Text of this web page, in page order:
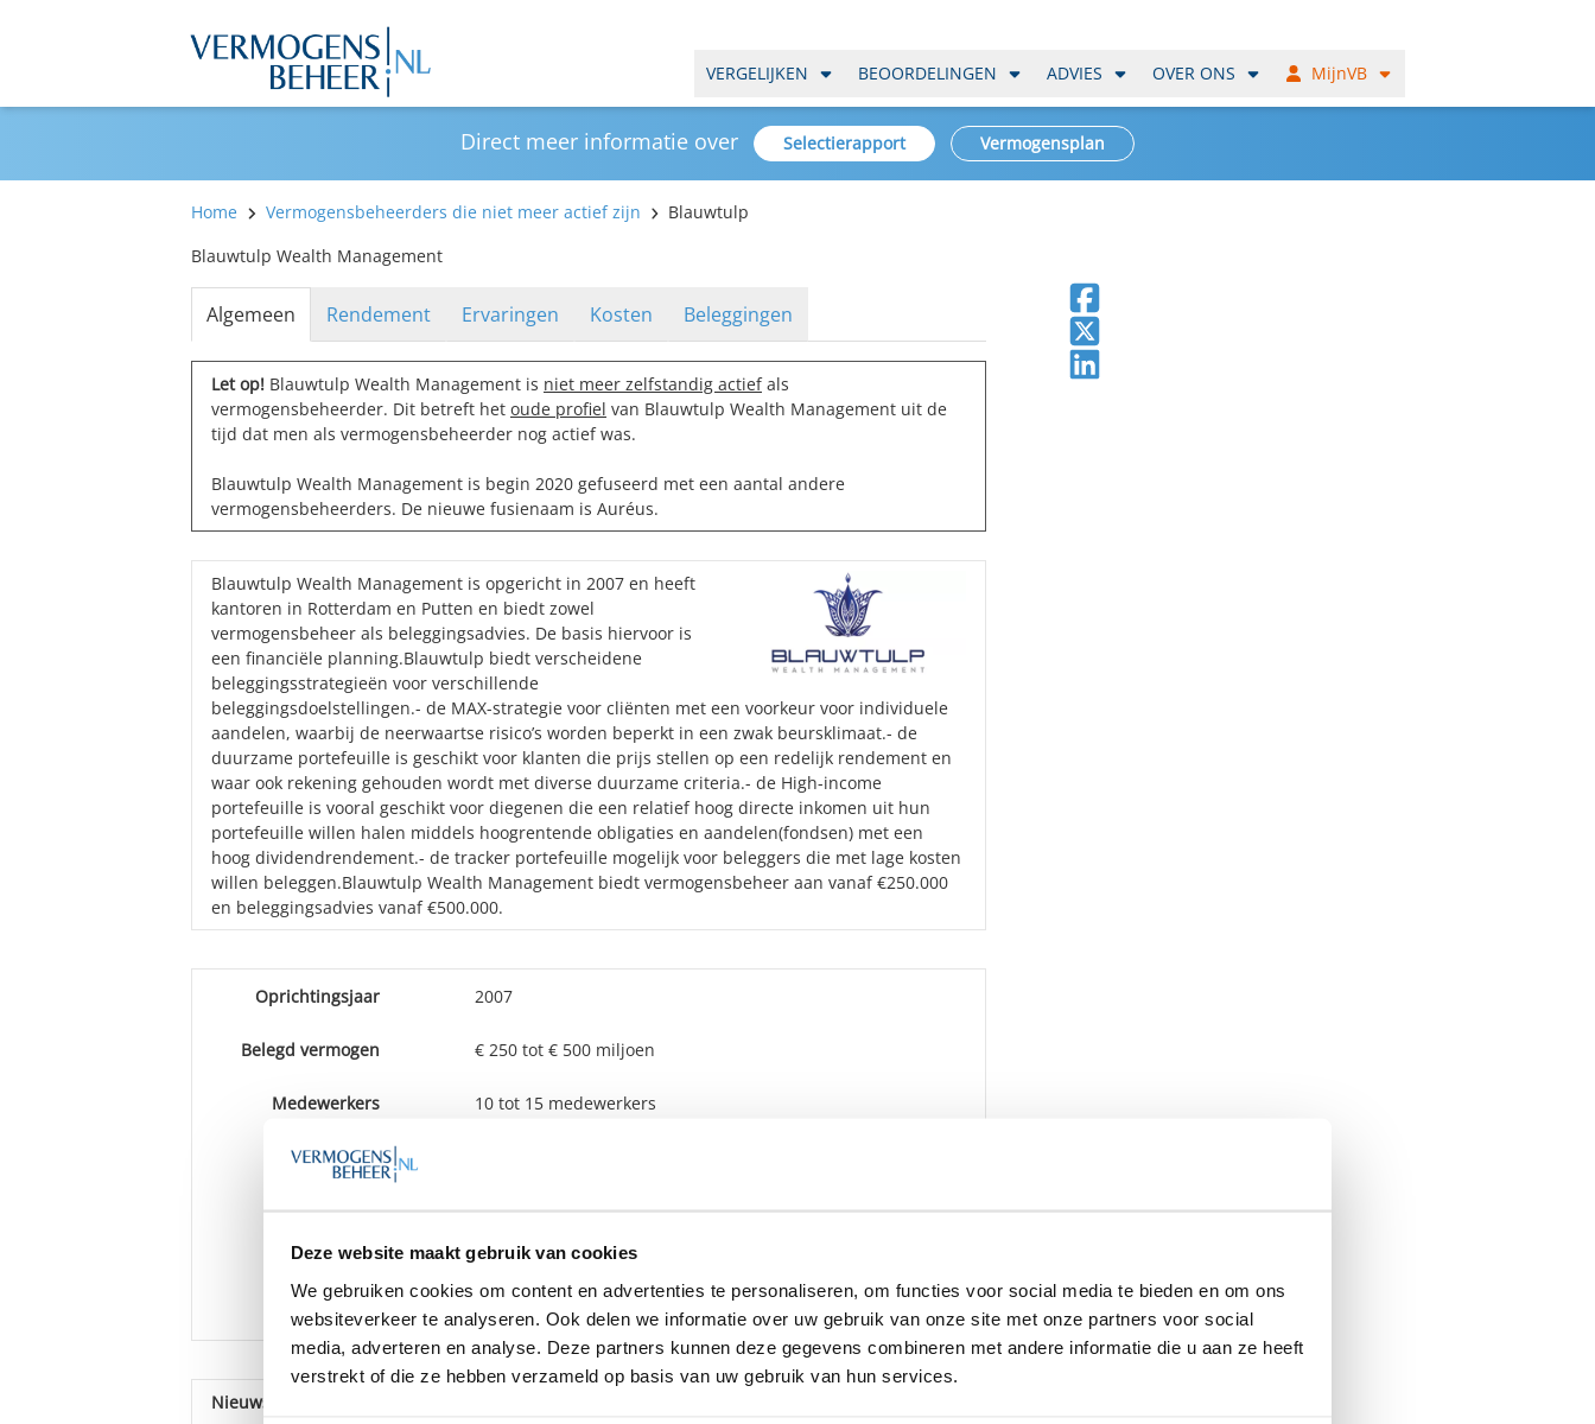
Deze website maakt gebruik van cookies
We gebruiken cookies om content en advertenties te personaliseren, om functies voor social media te bieden en om ons
websiteverkeer te analyseren. Ook delen we informatie over uw gebruik van onze site met onze partners voor social
media, adverteren en analyse. Deze partners kunnen deze gegevens combineren met andere informatie die u aan ze heeft
verstrekt of die ze hebben verzameld op basis van uw gebruik van hun services.
VERGELIJKEN BEOORDELINGEN ADVIES OVER ONS MijnVB
Direct meer informatie over Selectierapport Vermogensplan
Home Vermogensbeheerders die niet meer actief zijn
Blauwtulp
Blauwtulp Wealth Management
Algemeen Rendement Ervaringen Kosten Beleggingen
Let op! Blauwtulp Wealth Management is niet meer zelfstandig actiefals
vermogensbeheerder. Dit betreft het oude profiel van Blauwtulp Wealth Management uit de
tijd dat men als vermogensbeheerder nog actief was.
Blauwtulp Wealth Management is begin 2020 gefuseerd met een aantal andere
vermogensbeheerders. De nieuwe fusienaam is Auréus.
Blauwtulp Wealth Management is opgericht in 2007 en heeft
kantoren in Rotterdam en Putten en biedt zowel
vermogensbeheer als beleggingsadvies. De basis hiervoor is
een financiële planning.Blauwtulp biedt verscheidene
beleggingsstrategieën voor verschillende
beleggingsdoelstellingen.- de MAX-strategie voor cliënten met een voorkeur voor individuele
aandelen, waarbij de neerwaartse risico’s worden beperkt in een zwak beursklimaat.- de
duurzame portefeuille is geschikt voor klanten die prijs stellen op een redelijk rendement en
waar ook rekening gehouden wordt met diverse duurzame criteria.- de High-income
portefeuille is vooral geschikt voor diegenen die een relatief hoog directe inkomen uit hun
portefeuille willen halen middels hoogrentende obligaties en aandelen(fondsen) met een
hoog dividendrendement.- de tracker portefeuille mogelijk voor beleggers die met lage kosten
willen beleggen.Blauwtulp Wealth Management biedt vermogensbeheer aan vanaf €250.000
en beleggingsadvies vanaf €500.000.
Oprichtingsjaar 2007
Belegd vermogen € 250 tot € 500 miljoen
Medewerkers 10 tot 15 medewerkers
Depotbank(en)
Kifid
Aangesloten bij het klachteninstituut KiFiD en men heeft
BINDEND te aanvaarden.
Vestiging(en) Putten, Rotterdam
Nieuws over Blauwtulp Wealth Management
Deel op Facebook
Deel op X
Deel op LinkedIn